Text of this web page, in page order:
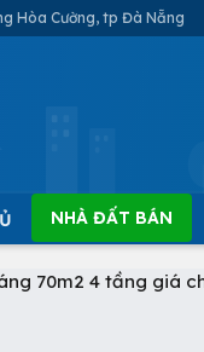
Hòa Cường, tp Đà Nẵng
NHÀ ĐẤT BÁN